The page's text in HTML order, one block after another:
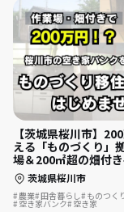
【茨城県桜川市】
える「ものづくり」
場＆200㎡超の畑付き
茨城県桜川市
農業 田舎暮らし ものつく
空き家バンク 空き家